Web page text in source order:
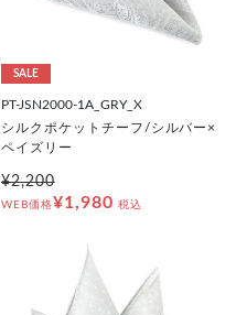
SALE
PT-JSN2000-1A_GRY_X
シルクポケットチーフ/シルバー×
ペイズリー
¥2,200
WEB価格¥1,980 税込